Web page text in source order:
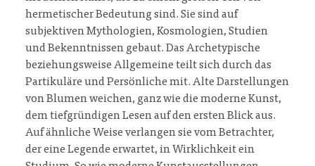
hermetischer Bedeutung sind. Sie sind auf
subjektiven Mythologien, Kosmologien, Studien
und Bekenntnissen gebaut. Das Archetypische
beziehungsweise Allgemeine teilt sich durch das
Partikuläre und Persönliche mit. Alte Darstellungen
von Blumen weichen, ganz wie die moderne Kunst,
dem tiefgründigen Lesen auf den ersten Blick aus.
Auf ähnliche Weise verlangen sie vom Betrachter,
der eine Legende erwartet, in Wirklichkeit ein